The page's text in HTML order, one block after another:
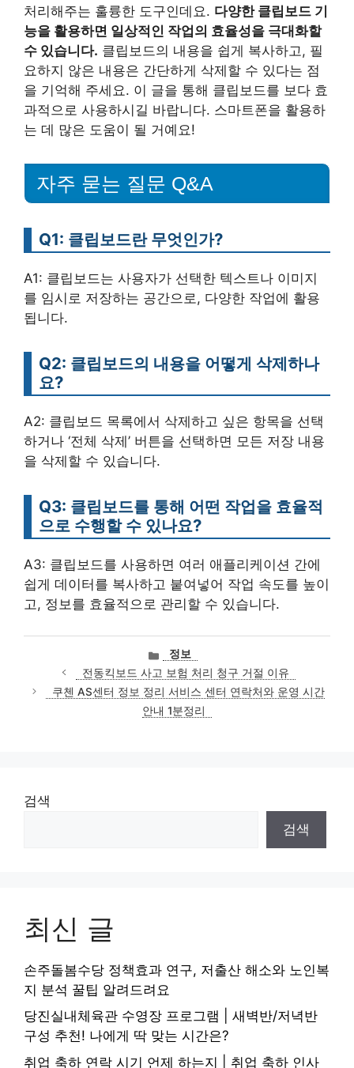
처리해주는 훌륭한 도구인데요. 다양한 클립보드 기
능을 활용하면 일상적인 작업의 효율성을 극대화할
수 있습니다. 클립보드의 내용을 쉽게 복사하고, 필
요하지 않은 내용은 간단하게 삭제할 수 있다는 점
을 기억해 주세요. 이 글을 통해 클립보드를 보다 효
과적으로 사용하시길 바랍니다. 스마트폰을 활용하
는 데 많은 도움이 될 거예요!
자주 묻는 질문 Q&A
Q1: 클립보드란 무엇인가?
A1: 클립보드는 사용자가 선택한 텍스트나 이미지
를 임시로 저장하는 공간으로, 다양한 작업에 활용
됩니다.
Q2: 클립보드의 내용을 어떻게 삭제하나
요?
A2: 클립보드 목록에서 삭제하고 싶은 항목을 선택
하거나 ‘전체 삭제’ 버튼을 선택하면 모든 저장 내용
을 삭제할 수 있습니다.
Q3: 클립보드를 통해 어떤 작업을 효율적
으로 수행할 수 있나요?
A3: 클립보드를 사용하면 여러 애플리케이션 간에
쉽게 데이터를 복사하고 붙여넣어 작업 속도를 높이
고, 정보를 효율적으로 관리할 수 있습니다.
카
테
고
리
정보
전동킥보드 사고 보험 처리 청구 거절 이유
쿠첸 AS센터 정보 정리 서비스 센터 연락처와 운영 시간
안내 1분정리
검색
검색
최신 글
손주돌봄수당 정책효과 연구, 저출산 해소와 노인복
지 분석 꿀팁 알려드려요
당진실내체육관 수영장 프로그램 | 새벽반/저녁반
구성 추천! 나에게 딱 맞는 시간은?
취업 축하 연락 시기 언제 하는지 | 취업 축하 인사